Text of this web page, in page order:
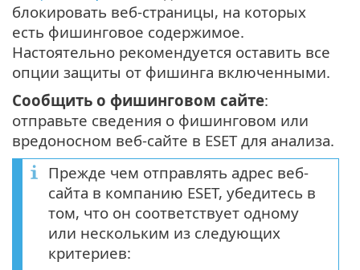
блокировать веб-страницы, на которых
есть фишинговое содержимое.
Настоятельно рекомендуется оставить все
опции защиты от фишинга включенными.
Сообщить о фишинговом сайте:
отправьте сведения о фишинговом или
вредоносном веб-сайте в ESET для анализа.
Прежде чем отправлять адрес веб-
сайта в компанию ESET, убедитесь в
том, что он соответствует одному
или нескольким из следующих
критериев: